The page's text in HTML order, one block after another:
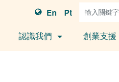
En Pt
認識我們 創業支援